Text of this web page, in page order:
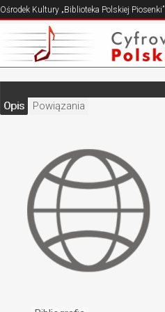
Ośrodek Kultury „Biblioteka Polskiej Piosenki”
Opis Powiązania